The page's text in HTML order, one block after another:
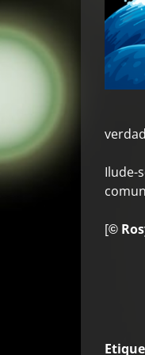
Ilude-
[©